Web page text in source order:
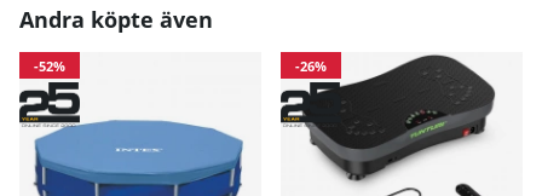
Andra köpte även
-52% -26%